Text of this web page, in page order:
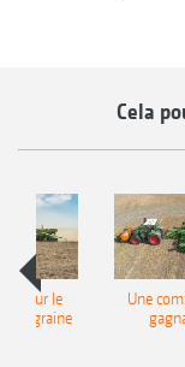
Cela
pour le
Une